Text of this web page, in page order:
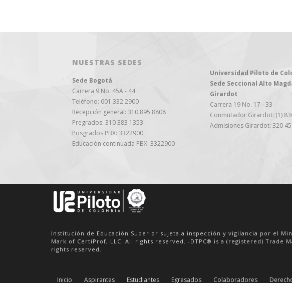
NUESTRAS SEDES
Sede Bogotá
Carrera 9 No. 45A - 44
Teléfono: 601 332 2900
Recepción general: 310 895 8808
Pregrados: 310 383 1353
Posgrados PBX: 3322900
Educación continuada PBX: 3322900
Universidad Piloto de
Sede Seccional Alto
Girardot
Carrera 19 No. 17 - 33
Conmutador Girardot: (1)
Admisiones Girardot: 320
Institución de Educación Superior sujeta a inspección y vigilancia por el
Mark of CertiProf, LLC. All rights reserved. -DTPC® is a (registered) Trade
rights reserved.
Inicio Aspirantes Estudiantes Egresados Colaboradores